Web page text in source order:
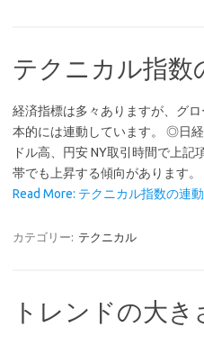
テクニカル指数
経済指標は多々ありますが、グ
本的には連動しています。 ◎日
ドル高、円安 NY取引時間で上記
帯でも上昇する傾向があります
Read More: テクニカル指数の連
カテゴリー: テクニカル
トレンドの大き